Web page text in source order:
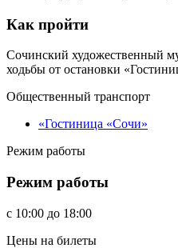
Как пройти
Сочинский художественный
ходьбы от остановки
Общественный транспорт
«Гостиница «Сочи»
Режим работы
Режим работы
c 10:00 до 18:00
Цены на билеты